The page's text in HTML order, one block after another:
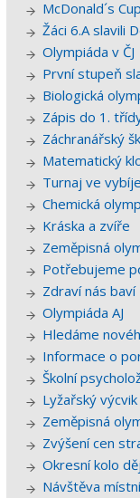
McDonald´s Cup
Žáci 6.A slavili
Olympiáda v ČJ
První stupeň
Biologická
Zápis do 1.
Záchranářský
Matematický
Turnaj ve
Chemická
Kráska a zvíře
Zeměpisná
Potřebujeme
Zdraví nás baví
Olympiáda AJ
Hledáme
Informace o
Školní
Lyžařský
Zeměpisná
Zvýšení cen
Okresní kolo
Návštěva